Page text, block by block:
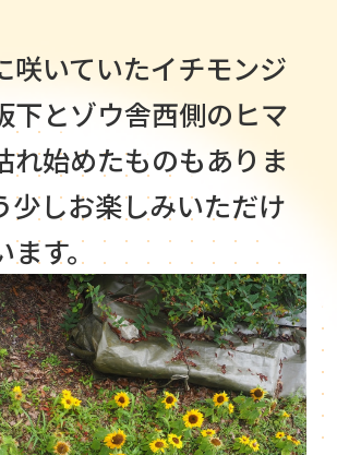
咲いていたイチモンジ
下とゾウ舎西側のヒマ
れ始めたものもありま
少しお楽しみいただけ
す。